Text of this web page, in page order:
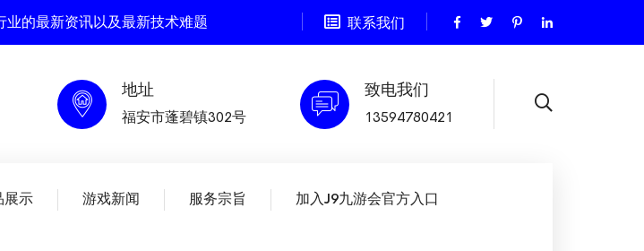
的最新资讯以及最新技术难题 联系我们
地址
福安市蓬碧镇302号
致电我们
13594780421
展示 游戏新闻 服务宗旨 加入J9九游会官方入口